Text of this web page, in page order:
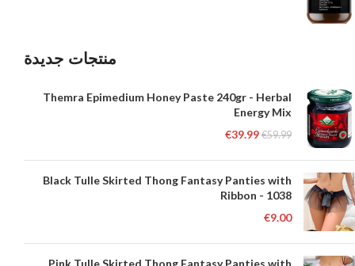
منتجات جديدة
Themra Epimedium Honey Paste 240gr - Herbal
Energy Mix
€59.99
€39.99
Black Tulle Skirted Thong Fantasy Panties with
Ribbon - 1038
€9.00
Pink Tulle Skirted Thong Fantasy Panties with